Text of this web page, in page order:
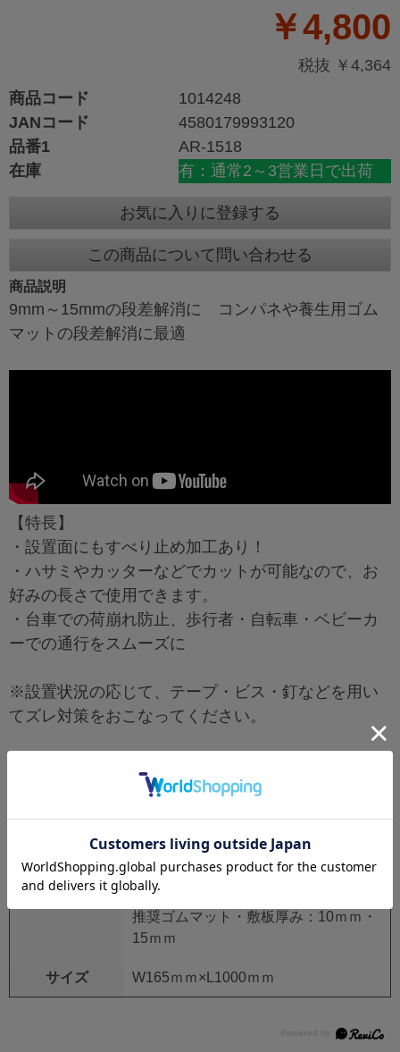
￥4,800
税抜 ￥4,364
商品コード
1014248
JANコード
4580179993120
品番1
AR-1518
在庫
有：通常2～3営業日で出荷
お気に入りに登録する
この商品について問い合わせる
商品説明
9mm～15mmの段差解消に コンパネや養生用ゴム
マットの段差解消に最適
【特長】
・設置面にもすべり止め加工あり！
・ハサミやカッターなどでカットが可能なので、お
好みの長さで使用できます。
・台車での荷崩れ防止、歩行者・自転車・ベビーカ
ーでの通行をスムーズに
※設置状況の応じて、テープ・ビス・釘などを用い
てズレ対策をおこなってください。
段差解消スロープ ワンツースロープ
コンパネ・養生用ゴムマット・敷板の
段差解消に
対応コンパネ厚み：9ｍｍ・12ｍｍ
推奨ゴムマット・敷板厚み：10ｍｍ・
15ｍｍ
サイズ W165ｍｍ×L1000ｍｍ